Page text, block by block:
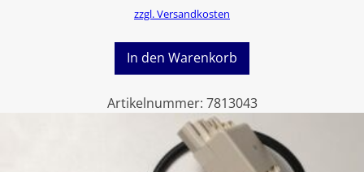
zzgl. Versandkosten
In den Warenkorb
Artikelnummer: 7813043